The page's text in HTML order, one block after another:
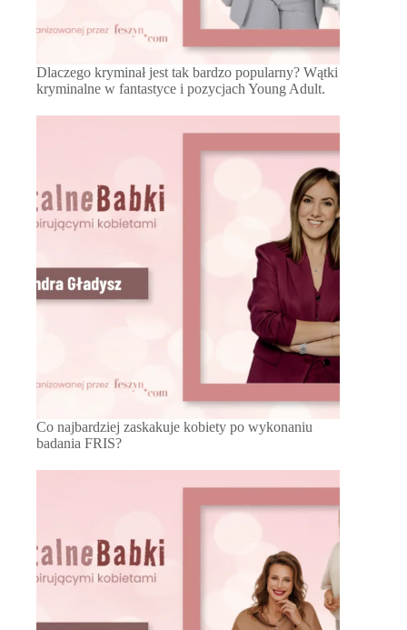
Dlaczego kryminał jest tak bardzo popularny? Wątki
kryminalne w fantastyce i pozycjach Young Adult.
Co najbardziej zaskakuje kobiety po wykonaniu
badania FRIS?